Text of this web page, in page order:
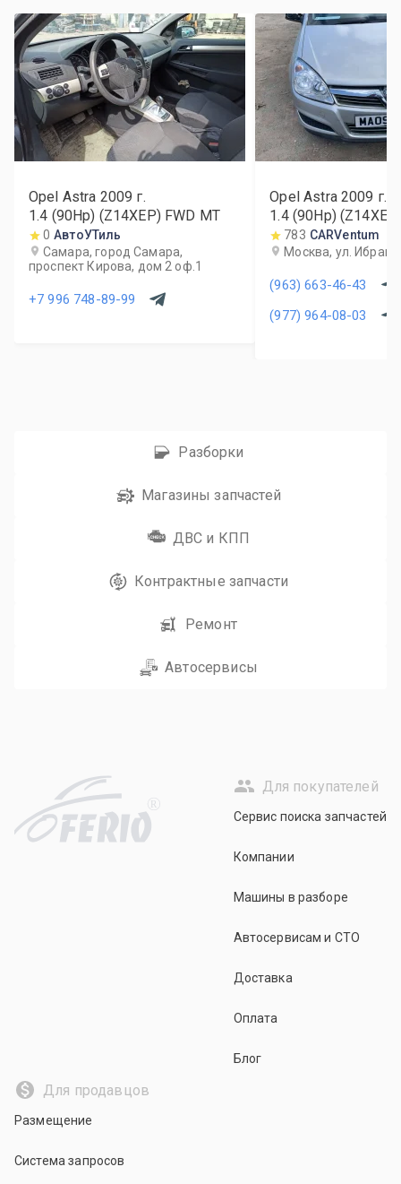
Opel Astra 2009 г.
1.4 (90Hp) (Z14XEP) FWD MT
0 АвтоУТиль
Самара, город Самара,
проспект Кирова, дом 2 оф.1
+7 996 748-89-99
Opel Astra 2009 г.
1.4 (90Hp)
783 CARVentum
Москва, ул.
(963) 663-46-43
(977) 964-08-03
Разборки
Магазины запчастей
ДВС и КПП
Контрактные запчасти
Ремонт
Автосервисы
R
Для покупателей
Сервис поиска запчастей
Компании
Машины в разборе
Автосервисам и СТО
Доставка
Оплата
Блог
Для продавцов
Размещение
Система запросов